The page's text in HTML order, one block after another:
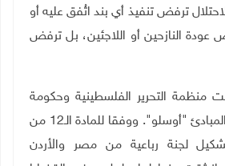
ترفض تنفيذ أي بند اتُفق عليه أو
النازحين أو اللاجئين، بل ترفض
وقّعت منظمة التحرير الفلسطينية وحكومة
الاحتلال اتفاق إعلان المبادئ "أوسلو". ووفقا للمادة الـ12 من
لجنة رباعية من مصر والأردن